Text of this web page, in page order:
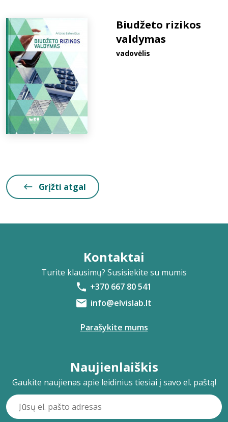
D.U.K.
Biudžeto rizikos
valdymas
vadovėlis
Grįžti atgal
Kontaktai
Turite klausimų? Susisiekite su mumis
+370 667 80 541
info@elvislab.lt
Parašykite mums
Naujienlaiškis
Gaukite naujienas apie leidinius tiesiai į savo el. paštą!